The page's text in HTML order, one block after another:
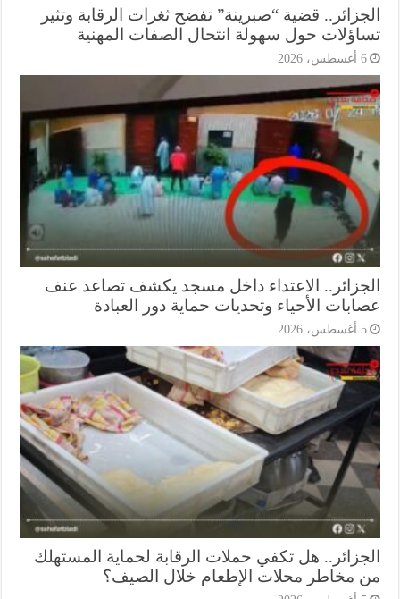
قضية “صبرينة” تفضح ثغرات الرقابة وتثير
حول سهولة انتحال الصفات المهنية
الاعتداء داخل مسجد يكشف تصاعد عنف
الأحياء وتحديات حماية دور العبادة
هل تكفي حملات الرقابة لحماية المستهلك
مخاطر محلات الإطعام خلال الصيف؟